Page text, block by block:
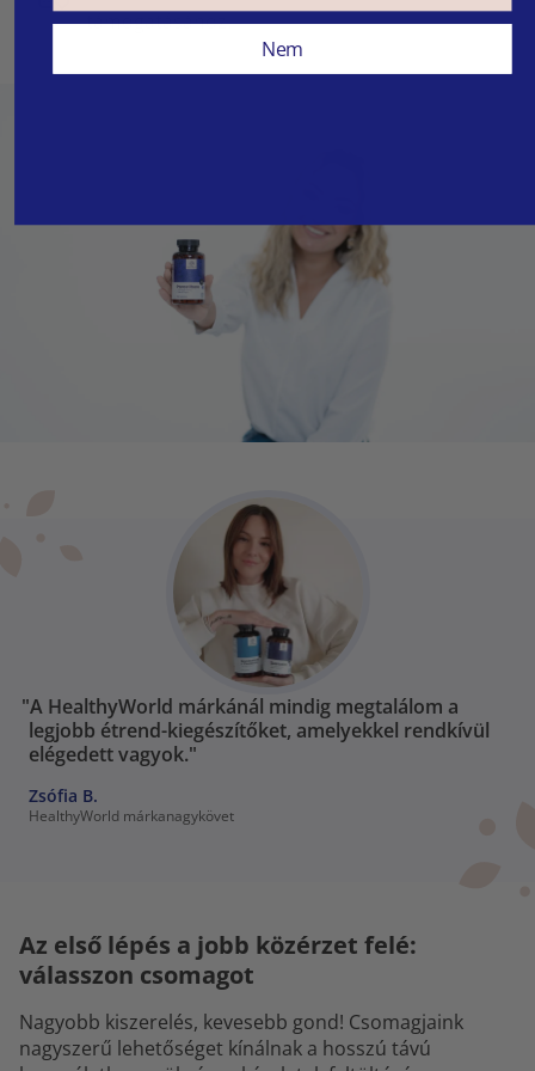
támogatásához.
"A HealthyWorld márkánál mindig megtalálom a
legjobb étrend-kiegészítőket, amelyekkel rendkívül
elégedett vagyok."
Zsófia B.
HealthyWorld márkanagykövet
Az első lépés a jobb közérzet felé:
válasszon csomagot
Nagyobb kiszerelés, kevesebb gond! Csomagjaink
nagyszerű lehetőséget kínálnak a hosszú távú
Nem